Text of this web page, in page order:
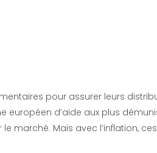
pour assurer leurs
d’aide aux plus
marché. Mais avec l’inflation,